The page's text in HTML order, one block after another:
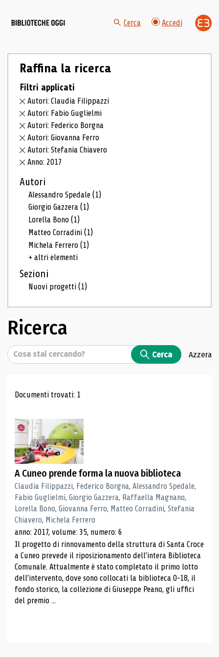
Cerca Accedi
Raffina la ricerca
Filtri applicati
Autori: Claudia Filippazzi
Autori: Fabio Guglielmi
Autori: Federico Borgna
Autori: Giovanna Ferro
Autori: Stefania Chiavero
Anno: 2017
Autori
Alessandro Spedale(1)
Giorgio Gazzera(1)
Lorella Bono(1)
Matteo Corradini(1)
Michela Ferrero(1)
+ altri elementi
Sezioni
Nuovi progetti(1)
Ricerca
Cerca Cerca Azzera
Risultati di ricerca
Documenti trovati: 1
A Cuneo prende forma la nuova biblioteca
Claudia Filippazzi, Federico Borgna, Alessandro Spedale,
Fabio Guglielmi, Giorgio Gazzera, Raffaella Magnano,
Lorella Bono, Giovanna Ferro, Matteo Corradini, Stefania
Chiavero, Michela Ferrero
anno: 2017, volume: 35, numero: 6
Il progetto di rinnovamento della struttura di Santa Croce
a Cuneo prevede il riposizionamento dell'intera Biblioteca
Comunale. Attualmente è stato completato il primo lotto
dell'intervento, dove sono collocati la biblioteca 0-18, il
fondo storico, la collezione di Giuseppe Peano, gli uffici
del premio ...